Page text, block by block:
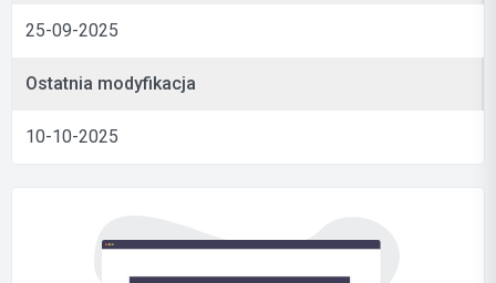
25-09-2025
Ostatnia modyfikacja
10-10-2025